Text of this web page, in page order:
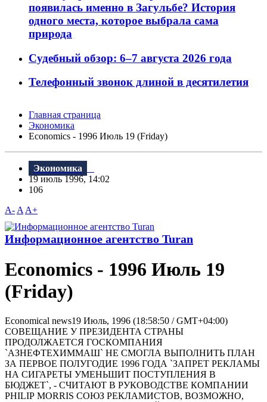
появилась именно в Загульбе? История
одного места, которое выбрала сама
природа
Судебный обзор: 6–7 августа 2026 года
Телефонный звонок длиной в десятилетия
Главная страница
Экономика
Economics - 1996 Июль 19 (Friday)
Экономика
19 июль 1996, 14:02
106
A- A A+
Информационное агентство Turan
Economics - 1996 Июль 19
(Friday)
Economical news19 Июль, 1996 (18:58:50 / GMT+04:00)
СОВЕЩАНИЕ У ПРЕЗИДЕНТА СТРАНЫ
ПРОДОЛЖАЕТСЯ ГОСКОМПАНИЯ
`АЗНЕФТЕХИММАШ` НЕ СМОГЛА ВЫПОЛНИТЬ ПЛАН
ЗА ПЕРВОЕ ПОЛУГОДИЕ 1996 ГОДА `ЗАПРЕТ РЕКЛАМЫ
НА СИГАРЕТЫ УМЕНЬШИТ ПОСТУПЛЕНИЯ В
БЮДЖЕТ`, - СЧИТАЮТ В РУКОВОДСТВЕ КОМПАНИИ
РHILIР MORRIS СОЮЗ РЕКЛАМИСТОВ, ВОЗМОЖНО,